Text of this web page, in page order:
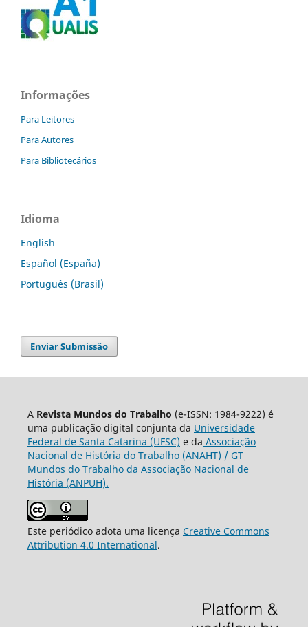
Informações
Para Leitores
Para Autores
Para Bibliotecários
Idioma
English
Español (España)
Português (Brasil)
Enviar Submissão
A Revista Mundos do Trabalho (e-ISSN: 1984-9222) é
uma publicação digital conjunta da Universidade
Federal de Santa Catarina (UFSC) e da Associação
Nacional de História do Trabalho (ANAHT) / GT
Mundos do Trabalho da Associação Nacional de
História (ANPUH).
Este periódico adota uma licença Creative Commons
Attribution 4.0 International.